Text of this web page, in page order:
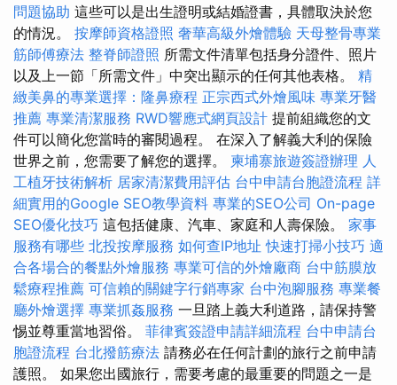
問題協助 這些可以是出生證明或結婚證書，具體取決於您
的情況。 按摩師資格證照 奢華高級外燴體驗 天母整骨專業
筋師傅療法 整脊師證照 所需文件清單包括身分證件、照片
以及上一節「所需文件」中突出顯示的任何其他表格。 精
緻美鼻的專業選擇：隆鼻療程 正宗西式外燴風味 專業牙醫
推薦 專業清潔服務 RWD響應式網頁設計 提前組織您的文
件可以簡化您當時的審閱過程。 在深入了解義大利的保險
世界之前，您需要了解您的選擇。 柬埔寨旅遊簽證辦理 人
工植牙技術解析 居家清潔費用評估 台中申請台胞證流程 詳
細實用的Google SEO教學資料 專業的SEO公司 On-page
SEO優化技巧 這包括健康、汽車、家庭和人壽保險。 家事
服務有哪些 北投按摩服務 如何查IP地址 快速打掃小技巧 適
合各場合的餐點外燴服務 專業可信的外燴廠商 台中筋膜放
鬆療程推薦 可信賴的關鍵字行銷專家 台中泡腳服務 專業餐
廳外燴選擇 專業抓姦服務 一旦踏上義大利道路，請保持警
惕並尊重當地習俗。 菲律賓簽證申請詳細流程 台中申請台
胞證流程 台北撥筋療法 請務必在任何計劃的旅行之前申請
護照。 如果您出國旅行，需要考慮的最重要的問題之一是